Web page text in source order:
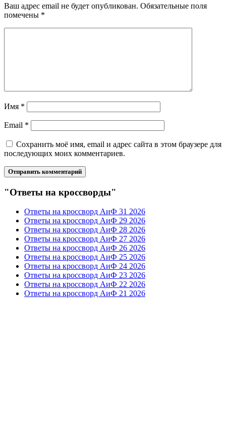
Ваш адрес email не будет опубликован. Обязательные поля
помечены *
Имя *
Email *
Сохранить моё имя, email и адрес сайта в этом браузере для
последующих моих комментариев.
"Ответы на кроссворды"
Ответы на кроссворд АиФ 31 2026
Ответы на кроссворд АиФ 29 2026
Ответы на кроссворд АиФ 28 2026
Ответы на кроссворд АиФ 27 2026
Ответы на кроссворд АиФ 26 2026
Ответы на кроссворд АиФ 25 2026
Ответы на кроссворд АиФ 24 2026
Ответы на кроссворд АиФ 23 2026
Ответы на кроссворд АиФ 22 2026
Ответы на кроссворд АиФ 21 2026